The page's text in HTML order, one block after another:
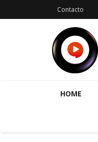
Contacto
HOME